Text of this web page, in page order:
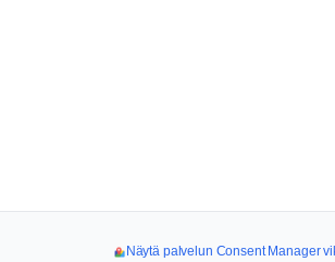
Näytä palvelun Consent Manager